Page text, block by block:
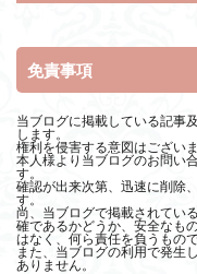
免責事項
当ブログに掲載している記事
します。
権利を侵害する意図はござい
本人様より当ブログのお問い
す。
確認が出来次第、迅速に削除
す。
尚、当ブログで掲載されてい
確であるかどうか、安全なも
はなく、何ら責任を負うもの
また、当ブログの利用で発生
ありません。